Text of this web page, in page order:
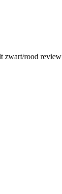
zwart/rood review